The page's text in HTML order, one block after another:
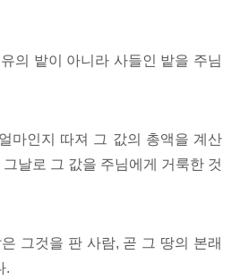
의 밭이 아니라 사들인 밭을 주님
마인지 따져 그 값의 총액을 계산
날로 그 값을 주님에게 거룩한 것
그것을 판 사람, 곧 그 땅의 본래
.